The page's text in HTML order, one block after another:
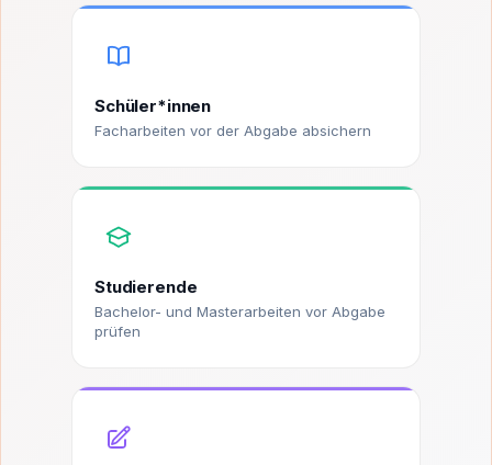
Schüler*innen
Facharbeiten vor der Abgabe absichern
Studierende
Bachelor- und Masterarbeiten vor Abgabe
prüfen